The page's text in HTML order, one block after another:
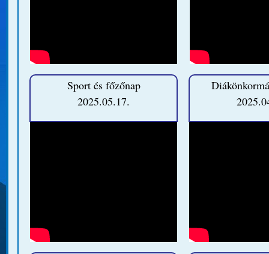
Sport és főzőnap
2025.05.17.